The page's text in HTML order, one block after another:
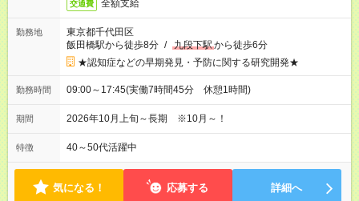
交通費 全額支給
勤務地
東京都千代田区
飯田橋駅から徒歩8分 / 九段下駅から徒歩6分
★認知症などの早期発見・予防に関する研究開発★
勤務時間 09:00～17:45(実働7時間45分 休憩1時間)
期間 2026年10月上旬～長期 ※10月～！
特徴 40～50代活躍中
気になる！ 応募する 詳細へ